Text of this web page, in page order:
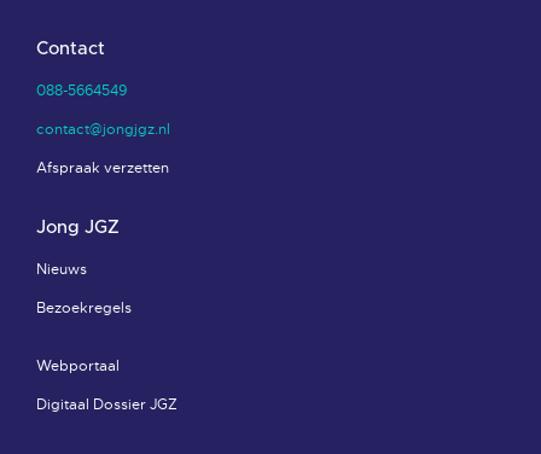
Contact
088-5664549
contact@jongjgz.nl
Afspraak verzetten
Jong JGZ
Nieuws
Bezoekregels
Webportaal
Digitaal Dossier JGZ